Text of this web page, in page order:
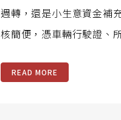
週轉，還是小生意資金補
核簡便，憑車輛行駛證、
READ MORE